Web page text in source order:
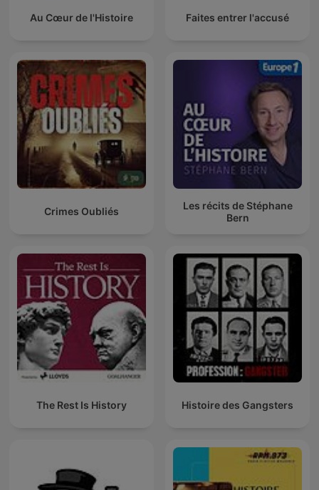
Au Cœur de l'Histoire Faites entrer l'accusé
Crimes Oubliés
Les récits de Stéphane
Bern
The Rest Is History Histoire des Gangsters